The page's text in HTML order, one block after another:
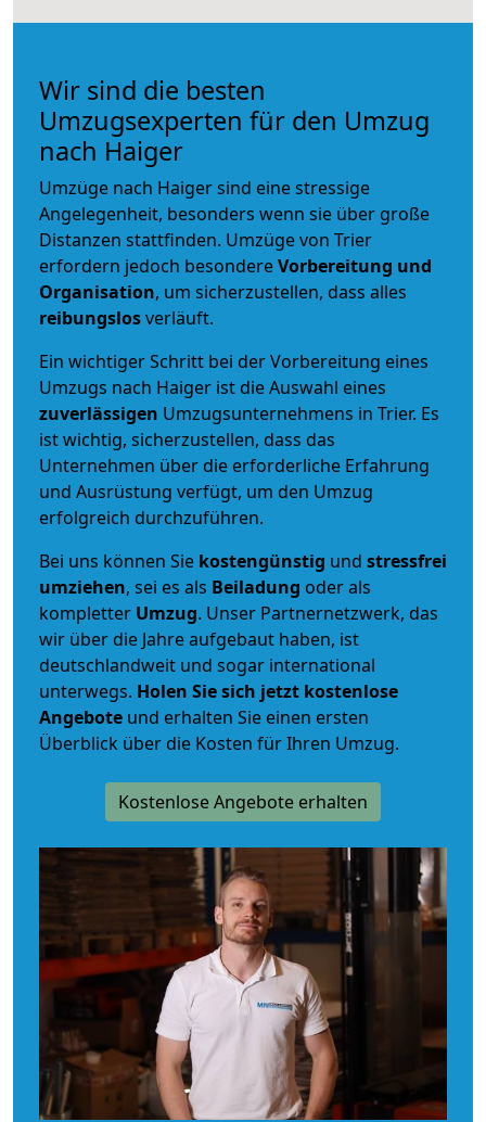
Wir sind die besten
Umzugsexperten für den Umzug
nach Haiger
Umzüge nach Haiger sind eine stressige
Angelegenheit, besonders wenn sie über große
Distanzen stattfinden. Umzüge von Trier
erfordern jedoch besondereVorbereitung und
Organisation, um sicherzustellen, dass alles
reibungslosverläuft.
Ein wichtiger Schritt bei der Vorbereitung eines
Umzugs nach Haiger ist die Auswahl eines
zuverlässigen Umzugsunternehmens in Trier. Es
ist wichtig, sicherzustellen, dass das
Unternehmen über die erforderliche Erfahrung
und Ausrüstung verfügt, um den Umzug
erfolgreich durchzuführen.
Bei uns können Sie kostengünstig und stressfrei
umziehen, sei es als Beiladung oder als
kompletter Umzug. Unser Partnernetzwerk, das
wir über die Jahre aufgebaut haben, ist
deutschlandweit und sogar international
unterwegs. Holen Sie sich jetzt kostenlose
Angebote und erhalten Sie einen ersten
Überblick über die Kosten für Ihren Umzug.
Kostenlose Angebote erhalten